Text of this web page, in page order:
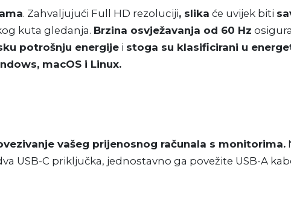
. Zahvaljujući Full HD rezoluciji, slika će uvijek biti
kuta gledanja. Brzina osvježavanja od 60 Hz
potrošnju energije i stoga su klasificirani u
macOS i Linux.
vašeg prijenosnog računala s monitorima.
USB-C priključka, jednostavno ga povežite USB-A